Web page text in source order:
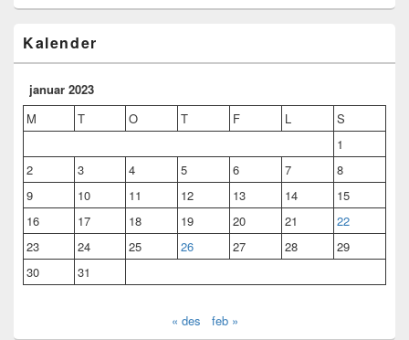
Kalender
januar 2023
M
T O T F L
S
1
2
3 4 5 6 7
8
9
10 11 12 13 14
15
16
17 18 19 20 21
22
23
24 25 26 27 28
29
30
31
« des feb »